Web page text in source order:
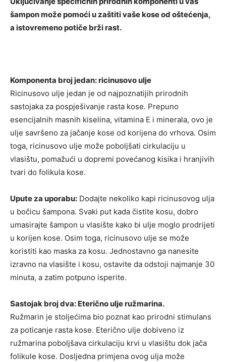
šampon može pomoći u zaštiti vaše kose od oštećenja,
a istovremeno potiče brži rast.
Komponenta broj jedan: ricinusovo ulje
Ricinusovo ulje jedan je od najpoznatijih prirodnih
sastojaka za pospješivanje rasta kose. Prepuno
esencijalnih masnih kiselina, vitamina E i minerala, ovo je
ulje savršeno za jačanje kose od korijena do vrhova. Osim
toga, ricinusovo ulje može poboljšati cirkulaciju u
vlasištu, pomažući u dopremi povećanog kisika i hranjivih
tvari do folikula kose.
Upute za uporabu: Dodajte nekoliko kapi ricinusovog ulja
u bočicu šampona. Svaki put kada čistite kosu, dobro
umasirajte šampon u vlasište kako bi ulje moglo prodrijeti
u korijen kose. Osim toga, ricinusovo ulje se može
koristiti kao maska ​​za kosu. Jednostavno ga nanesite
izravno na vlasište i kosu, ostavite da odstoji najmanje 30
minuta, a zatim potpuno isperite.
Sastojak broj dva: Eterično ulje ružmarina.
Ružmarin je stoljećima bio poznat kao prirodni stimulans
za poticanje rasta kose. Eterično ulje dobiveno iz
ružmarina poboljšava cirkulaciju krvi u vlasištu dok jača
folikule kose. Dosljedna primjena ovog ulja može